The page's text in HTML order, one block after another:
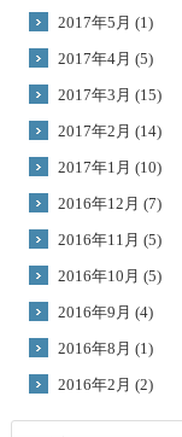
2017年5月 (1)
2017年4月 (5)
2017年3月 (15)
2017年2月 (14)
2017年1月 (10)
2016年12月 (7)
2016年11月 (5)
2016年10月 (5)
2016年9月 (4)
2016年8月 (1)
2016年2月 (2)